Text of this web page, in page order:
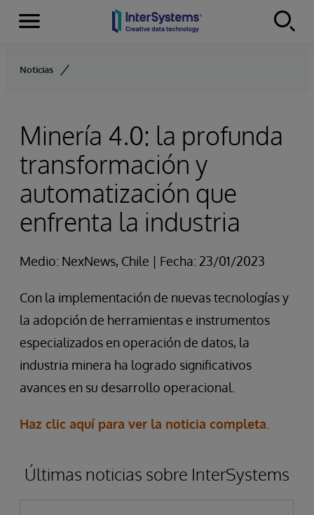
Skip to content
Secciones
Noticias
Minería 4.0: la profunda
transformación y
automatización que
enfrenta la industria
Medio: NexNews, Chile | Fecha: 23/01/2023
Con la implementación de nuevas tecnologías y
la adopción de herramientas e instrumentos
especializados en operación de datos, la
industria minera ha logrado significativos
avances en su desarrollo operacional.
Haz clic aquí para ver la noticia completa
Últimas noticias sobre InterSystems